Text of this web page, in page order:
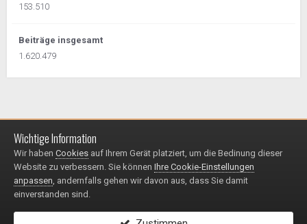
153.510
Beiträge insgesamt
1.620.479
Impressum / Datenschutzerklärung
© 1999 - 2025
Powered by Invision Community
Wichtige Information
Wir haben Cookies auf Ihrem Gerät platziert, um die Bedinung dieser
Website zu verbessern. Sie können Ihre Cookie-Einstellungen
anpassen, andernfalls gehen wir davon aus, dass Sie damit
einverstanden sind.